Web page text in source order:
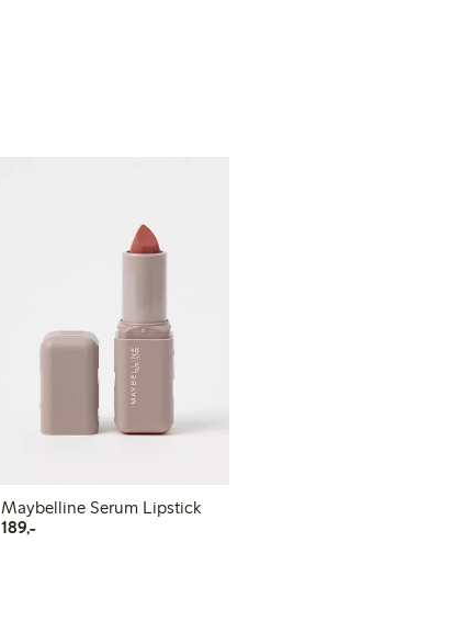
Maybelline Serum Lipstick
189,-189,00 kr